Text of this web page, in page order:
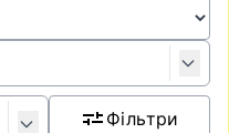
Фільтри